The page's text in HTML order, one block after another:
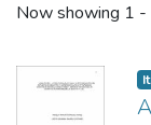
Now showing 1 -